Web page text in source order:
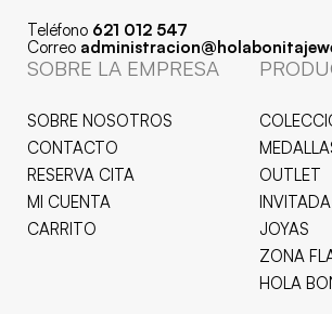
Teléfono 621 012 547
Correo
SOBRE LA EMPRESA
SOBRE NOSOTROS
CONTACTO
RESERVA CITA
MI CUENTA
CARRITO
OUTLET
INVITADA
JOYAS
ZONA
HOLA